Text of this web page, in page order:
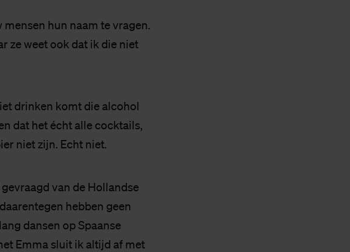
hun naam te vragen.
ze weet ook dat ik die niet
drinken komt die alcohol
dat het écht alle cocktails,
niet zijn. Echt niet.
van de Hollandse
hebben geen
dansen op Spaanse
Emma sluit ik altijd af met